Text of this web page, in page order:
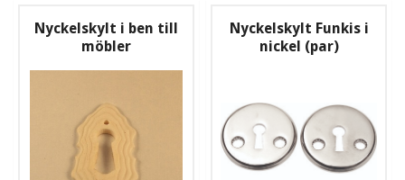
Nyckelskylt i ben till
möbler
Nyckelskylt Funkis i
nickel (par)